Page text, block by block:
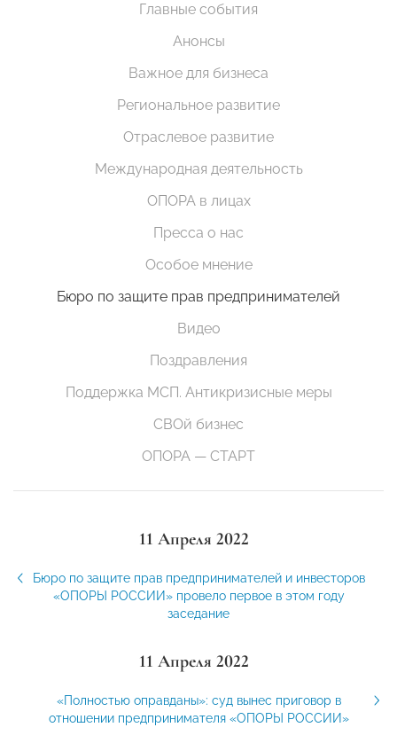
Главные события
Анонсы
Важное для бизнеса
Региональное развитие
Отраслевое развитие
Международная деятельность
ОПОРА в лицах
Пресса о нас
Особое мнение
Бюро по защите прав предпринимателей
Видео
Поздравления
Поддержка МСП. Антикризисные меры
СВОй бизнес
ОПОРА — СТАРТ
11 Апреля 2022
Бюро по защите прав предпринимателей и инвесторов
«ОПОРЫ РОССИИ» провело первое в этом году
заседание
11 Апреля 2022
«Полностью оправданы»: суд вынес приговор в
отношении предпринимателя «ОПОРЫ РОССИИ»